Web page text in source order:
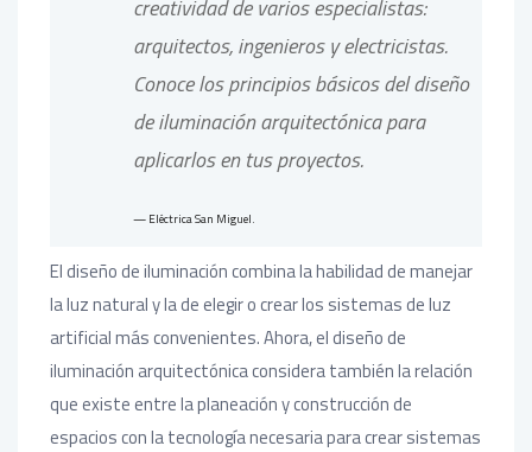
creatividad de varios especialistas:
arquitectos, ingenieros y electricistas.
Conoce los principios básicos del diseño
de iluminación arquitectónica para
aplicarlos en tus proyectos.
Eléctrica San Miguel.
El diseño de iluminación combina la habilidad de manejar
la luz natural y la de elegir o crear los sistemas de luz
artificial más convenientes. Ahora, el diseño de
iluminación arquitectónica considera también la relación
que existe entre la planeación y construcción de
espacios con la tecnología necesaria para crear sistemas